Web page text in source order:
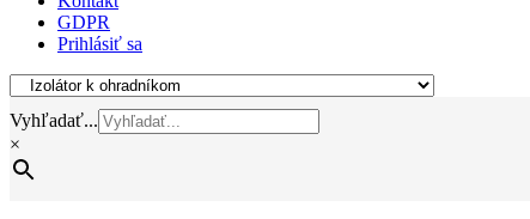
GDPR
Prihlásiť sa
Vyhľadať...
×